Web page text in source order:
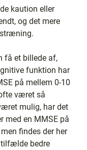
kaution eller
og det mere
få et billede af,
funktion har
på mellem 0-10
været så
mulig, har det
med en MMSE på
findes der her
tilfælde bedre